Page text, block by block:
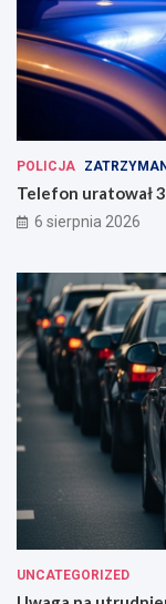
POLICJA
Telefon uratował
6 sierpnia 2026
UNCATEGORIZED